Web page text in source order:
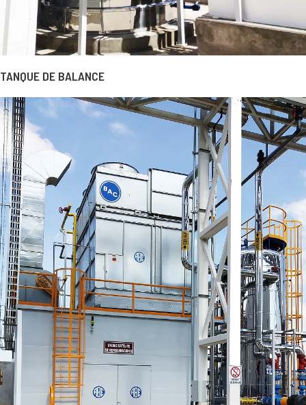
TANQUE DE BALANCE